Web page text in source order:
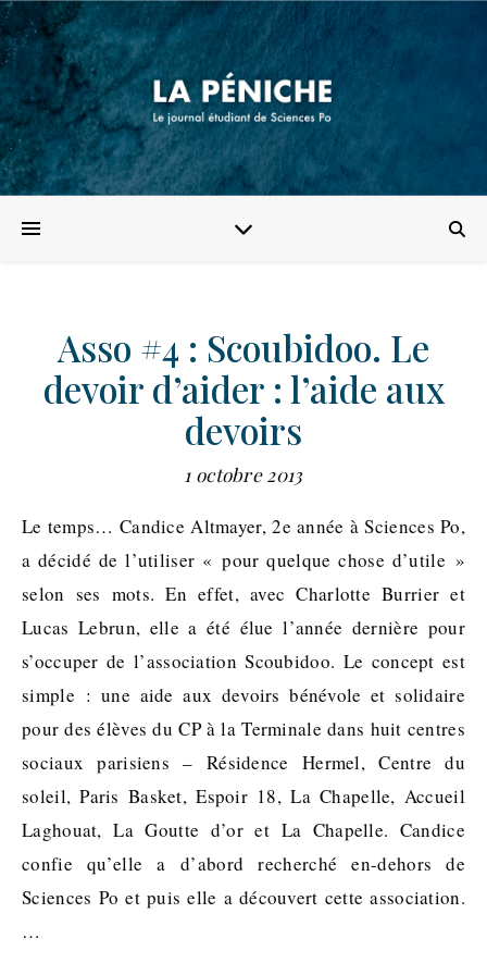
Asso #4 : Scoubidoo. Le
devoir d’aider : l’aide aux
devoirs
1 octobre 2013
Le temps… Candice Altmayer, 2e année à Sciences Po,
a décidé de l’utiliser « pour quelque chose d’utile »
selon ses mots. En effet, avec Charlotte Burrier et
Lucas Lebrun, elle a été élue l’année dernière pour
s’occuper de l’association Scoubidoo. Le concept est
simple : une aide aux devoirs bénévole et solidaire
pour des élèves du CP à la Terminale dans huit centres
sociaux parisiens – Résidence Hermel, Centre du
soleil, Paris Basket, Espoir 18, La Chapelle, Accueil
Laghouat, La Goutte d’or et La Chapelle. Candice
confie qu’elle a d’abord recherché en-dehors de
Sciences Po et puis elle a découvert cette association.
…